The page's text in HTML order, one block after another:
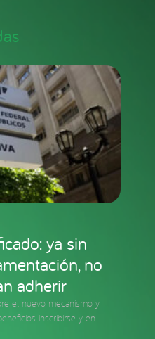
ya sin
no
adherir
el nuevo mecanismo y
inscribirse y en